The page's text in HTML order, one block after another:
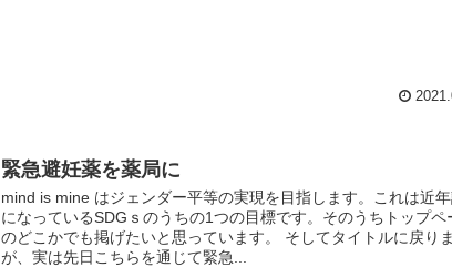
緊急避妊薬を薬局に
mind is mine はジェンダー平等の実現を目指します。これは近
になっているSDGｓのうちの1つの目標です。そのうちトップペ
のどこかでも掲げたいと思っています。 そしてタイトルに戻り
が、実は先日こちらを通じて緊急...